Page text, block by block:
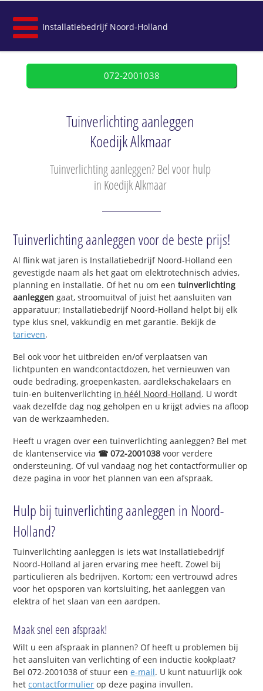
Installatiebedrijf Noord-Holland
072-2001038
Tuinverlichting aanleggen
Koedijk Alkmaar
Tuinverlichting aanleggen? Bel voor hulp
in Koedijk Alkmaar
Tuinverlichting aanleggen voor de beste prijs!
Al flink wat jaren is Installatiebedrijf Noord-Holland een
gevestigde naam als het gaat om elektrotechnisch advies,
planning en installatie. Of het nu om eentuinverlichting
aanleggen gaat, stroomuitval of juist het aansluiten van
apparatuur; Installatiebedrijf Noord-Holland helpt bij elk
type klus snel, vakkundig en met garantie. Bekijk de
tarieven.
Bel ook voor het uitbreiden en/of verplaatsen van
lichtpunten en wandcontactdozen, het vernieuwen van
oude bedrading, groepenkasten, aardlekschakelaars en
tuin-en buitenverlichting in héél Noord-Holland. U wordt
vaak dezelfde dag nog geholpen en u krijgt advies na afloop
van de werkzaamheden.
Heeft u vragen over een tuinverlichting aanleggen? Bel met
de klantenservice via ☎ 072-2001038 voor verdere
ondersteuning. Of vul vandaag nog het contactformulier op
deze pagina in voor het plannen van een afspraak.
Hulp bij tuinverlichting aanleggen in Noord-
Holland?
Tuinverlichting aanleggen is iets wat Installatiebedrijf
Noord-Holland al jaren ervaring mee heeft. Zowel bij
particulieren als bedrijven. Kortom; een vertrouwd adres
voor het opsporen van kortsluiting, het aanleggen van
elektra of het slaan van een aardpen.
Maak snel een afspraak!
Wilt u een afspraak in plannen? Of heeft u problemen bij
het aansluiten van verlichting of een inductie kookplaat?
Bel 072-2001038 of stuur eene-mail. U kunt natuurlijk ook
hetcontactformulier op deze pagina invullen.